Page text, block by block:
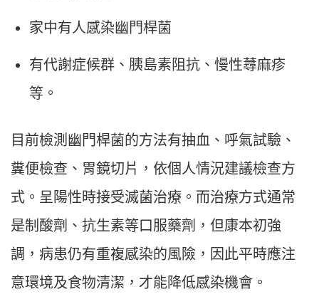
家中有人感染幽門桿菌
有代謝症候群、胰島素阻抗、慢性蕁麻疹
等。
目前檢測幽門桿菌的方法有抽血、呼氣試驗、
糞便檢查、胃鏡切片，依個人情況建議檢查方
式。呈陽性時接受滅菌治療。而治療方式通常
是制酸劑、抗生素等口服藥劑，但康本初強
調，病患仍有重複感染的風險，因此平時應注
意環境及食物清潔，才能降低感染機會。